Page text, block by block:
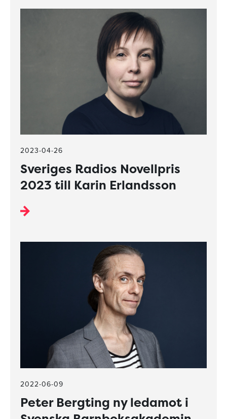
2023-04-26
Sveriges Radios Novellpris
2023 till Karin Erlandsson
2022-06-09
Peter Bergting ny ledamot i